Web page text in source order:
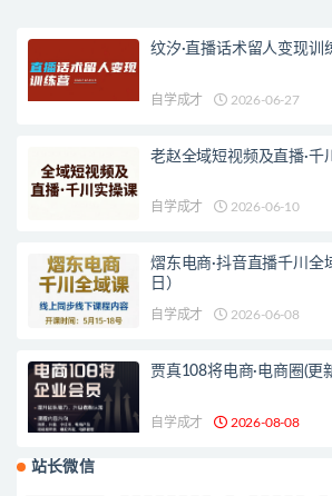
纹汐·直播话术留人变现训
自学成才 2026-06-27
老赵全域短视频及直播·千
自学成才 2026-06-10
熠东电商·抖音直播千川全
日）
自学成才 2026-06-08
贾真108将电商·电商圈(更
自学成才 2026-08-08
站长微信